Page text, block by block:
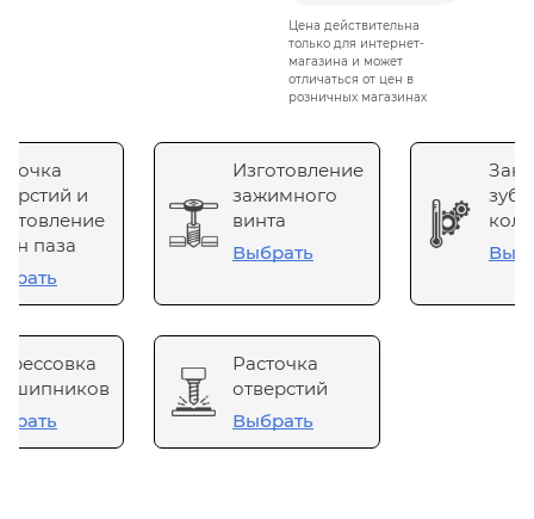
Цена действительна
только для интернет-
магазина и может
отличаться от цен в
розничных магазинах
и
паза
Изготовление
зажимного
винта
Выбрать
Расточка
отверстий
Выбрать